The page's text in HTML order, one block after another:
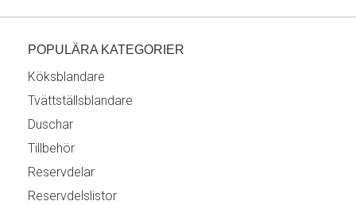
POPULÄRA KATEGORIER
Köksblandare
Tvättställsblandare
Duschar
Tillbehör
Reservdelar
Reservdelslistor